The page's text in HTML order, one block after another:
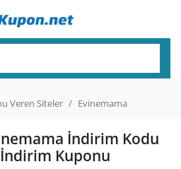
Veren Siteler Evinemama
İndirim Kodu
Kuponu